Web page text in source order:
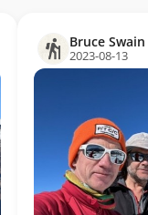
Bruce Swain
2023-08-13